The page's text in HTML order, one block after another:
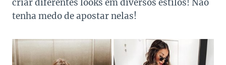
criar diferentes looks em diversos estilos! Não
tenha medo de apostar nelas!